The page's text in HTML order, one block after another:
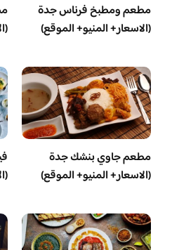
مطعم ومطبخ فرناس جدة
(الاسعار+ المنيو+ الموقع)
مطعم جاوي بنشك جدة
(الاسعار+ المنيو+ الموقع)